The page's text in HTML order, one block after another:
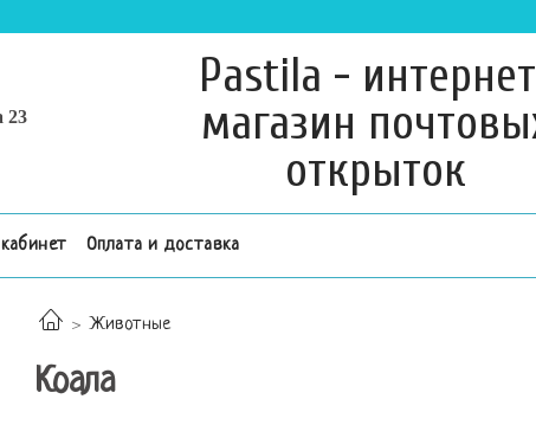
23
Pastila -
магазин
открыток
Оплата и доставка
Животные
Коала